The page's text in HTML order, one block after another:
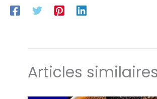
Articles similaires